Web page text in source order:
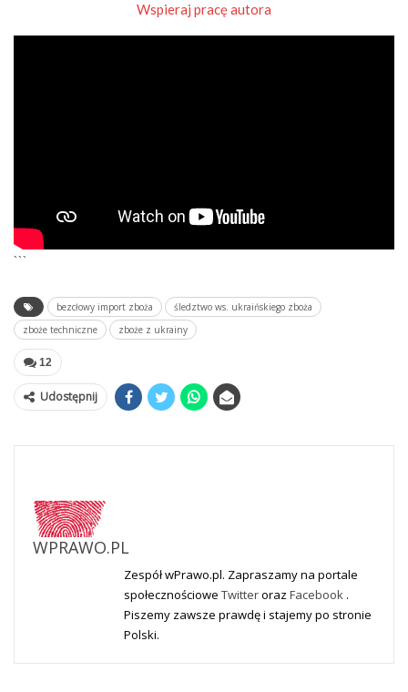
Wspieraj pracę autora
```
bezcłowy import zboża
śledztwo ws. ukraińskiego zboża
zboże techniczne
zboże z ukrainy
12
Udostępnij
WPRAWO.PL
Zespół wPrawo.pl. Zapraszamy na portale
społecznościowe Twitteroraz Facebook .
Piszemy zawsze prawdę i stajemy po stronie
Polski.